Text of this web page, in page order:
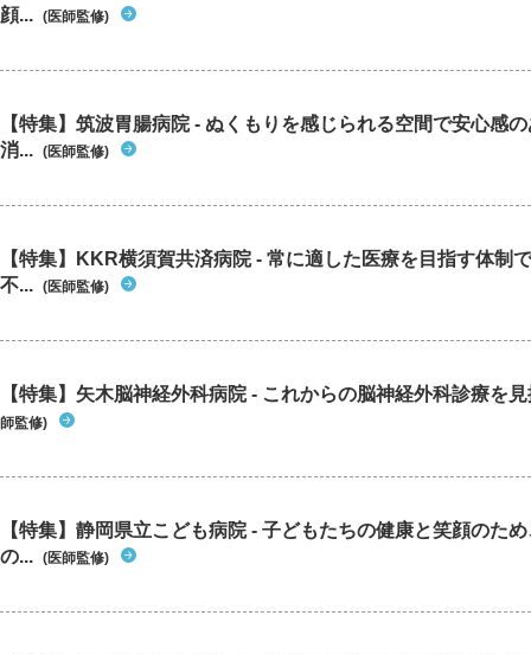
顔... (医師監修)
【特集】筑波胃腸病院 - ぬくもりを感じられる空間で安心感
消... (医師監修)
【特集】KKR横須賀共済病院 - 常に適した医療を目指す体制
不... (医師監修)
【特集】矢木脳神経外科病院 - これからの脳神経外科診療を
師監修)
【特集】静岡県立こども病院 - 子どもたちの健康と笑顔のた
の... (医師監修)